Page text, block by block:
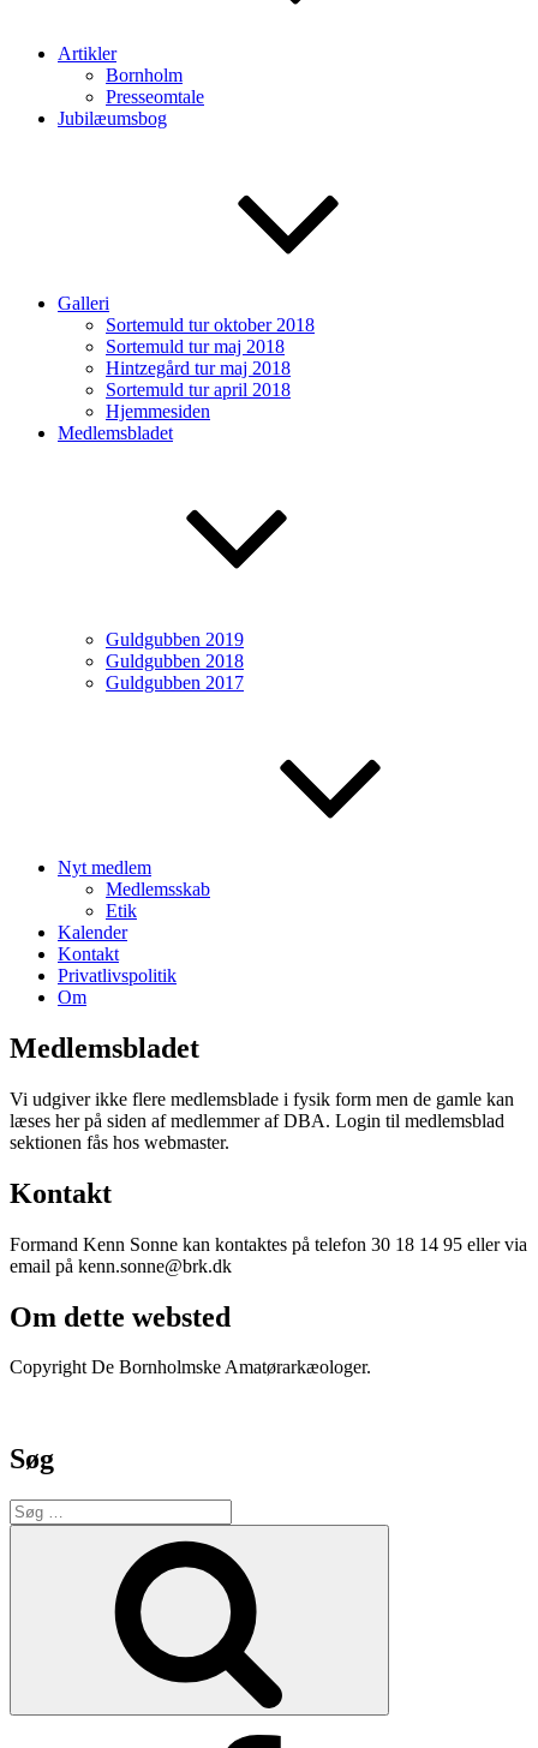
Artikler
Bornholm
Presseomtale
Jubilæumsbog
Galleri
Sortemuld tur oktober 2018
Sortemuld tur maj 2018
Hintzegård tur maj 2018
Sortemuld tur april 2018
Hjemmesiden
Medlemsbladet
Guldgubben 2019
Guldgubben 2018
Guldgubben 2017
Nyt medlem
Medlemsskab
Etik
Kalender
Kontakt
Privatlivspolitik
Om
Medlemsbladet
Vi udgiver ikke flere medlemsblade i fysik form men de gamle kan
læses her på siden af medlemmer af DBA. Login til medlemsblad
sektionen fås hos webmaster.
Kontakt
Formand Kenn Sonne kan kontaktes på telefon 30 18 14 95 eller via
email på kenn.sonne@brk.dk
Om dette websted
Copyright De Bornholmske Amatørarkæologer.
Søg
Søg
efter: